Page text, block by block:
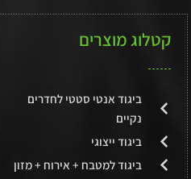
קטלוג מוצרים
ביגוד אנטי סטטי לחדרים
נקיים
ביגוד ייצוגי
ביגוד למטבח + אירוח + מזון